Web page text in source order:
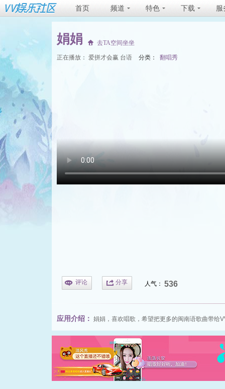
首页 频道 特色 下载 服
娟娟 去TA空间坐坐
正在播放： 爱拼才会赢 台语 分类： 翻唱秀
评论 分享 人气： 536
应用介绍： 娟娟，喜欢唱歌，希望把更多的闽南语歌曲带给